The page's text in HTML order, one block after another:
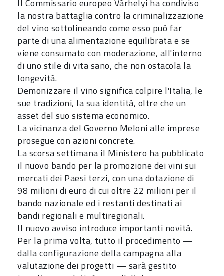
Il Commissario europeo Várhelyi ha condiviso
la nostra battaglia contro la criminalizzazione
del vino sottolineando come esso può far
parte di una alimentazione equilibrata e se
viene consumato con moderazione, all'interno
di uno stile di vita sano, che non ostacola la
longevità.
Demonizzare il vino significa colpire l'Italia, le
sue tradizioni, la sua identità, oltre che un
asset del suo sistema economico.
La vicinanza del Governo Meloni alle imprese
prosegue con azioni concrete.
La scorsa settimana il Ministero ha pubblicato
il nuovo bando per la promozione dei vini sui
mercati dei Paesi terzi, con una dotazione di
98 milioni di euro di cui oltre 22 milioni per il
bando nazionale ed i restanti destinati ai
bandi regionali e multiregionali.
Il nuovo avviso introduce importanti novità.
Per la prima volta, tutto il procedimento —
dalla configurazione della campagna alla
valutazione dei progetti — sarà gestito